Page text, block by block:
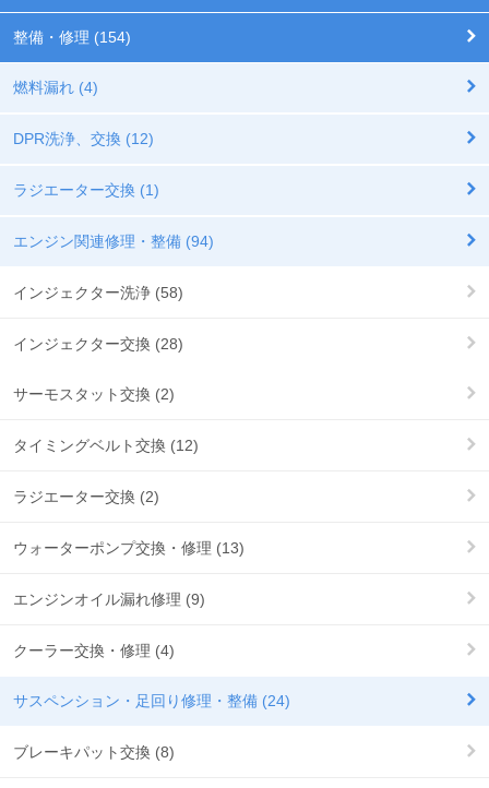
整備・修理 (154)
燃料漏れ (4)
DPR洗浄、交換 (12)
ラジエーター交換 (1)
エンジン関連修理・整備 (94)
インジェクター洗浄 (58)
インジェクター交換 (28)
サーモスタット交換 (2)
タイミングベルト交換 (12)
ラジエーター交換 (2)
ウォーターポンプ交換・修理 (13)
エンジンオイル漏れ修理 (9)
クーラー交換・修理 (4)
サスペンション・足回り修理・整備 (24)
ブレーキパット交換 (8)